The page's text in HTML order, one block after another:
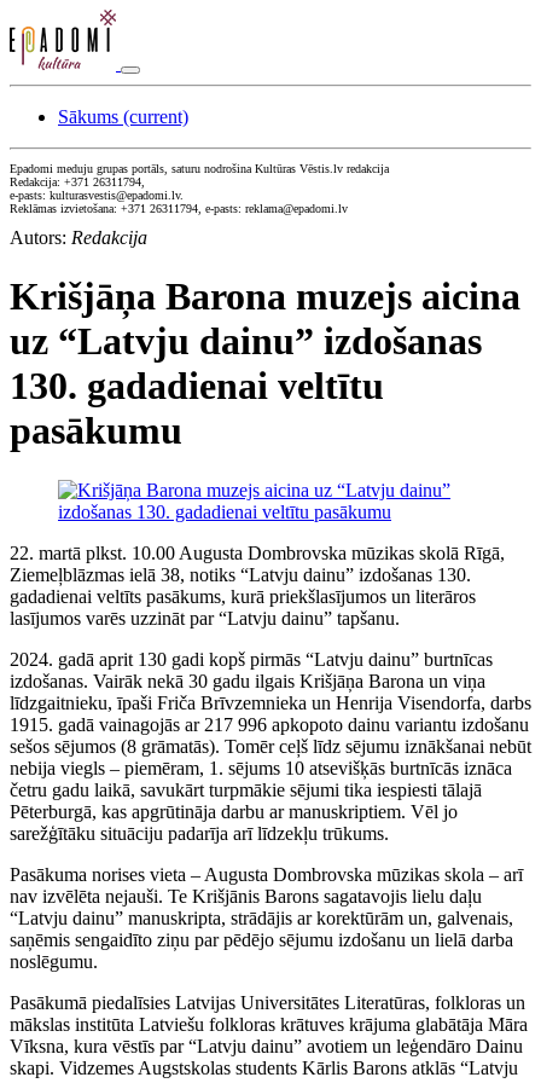
Sākums (current)
Epadomi meduju grupas portāls, saturu nodrošina Kultūras Vēstis.lv redakcija
Redakcija: +371 26311794,
e-pasts: kulturasvestis@epadomi.lv.
Reklāmas izvietošana: +371 26311794, e-pasts: reklama@epadomi.lv
Autors: Redakcija
Krišjāņa Barona muzejs aicina
uz “Latvju dainu” izdošanas
130. gadadienai veltītu
pasākumu
22. martā plkst. 10.00 Augusta Dombrovska mūzikas skolā Rīgā,
Ziemeļblāzmas ielā 38, notiks “Latvju dainu” izdošanas 130.
gadadienai veltīts pasākums, kurā priekšlasījumos un literāros
lasījumos varēs uzzināt par “Latvju dainu” tapšanu.
2024. gadā aprit 130 gadi kopš pirmās “Latvju dainu” burtnīcas
izdošanas. Vairāk nekā 30 gadu ilgais Krišjāņa Barona un viņa
līdzgaitnieku, īpaši Friča Brīvzemnieka un Henrija Visendorfa, darbs
1915. gadā vainagojās ar 217 996 apkopoto dainu variantu izdošanu
sešos sējumos (8 grāmatās). Tomēr ceļš līdz sējumu iznākšanai nebūt
nebija viegls – piemēram, 1. sējums 10 atsevišķās burtnīcās iznāca
četru gadu laikā, savukārt turpmākie sējumi tika iespiesti tālajā
Pēterburgā, kas apgrūtināja darbu ar manuskriptiem. Vēl jo
sarežģītāku situāciju padarīja arī līdzekļu trūkums.
Pasākuma norises vieta – Augusta Dombrovska mūzikas skola – arī
nav izvēlēta nejauši. Te Krišjānis Barons sagatavojis lielu daļu
“Latvju dainu” manuskripta, strādājis ar korektūrām un, galvenais,
saņēmis sengaidīto ziņu par pēdējo sējumu izdošanu un lielā darba
noslēgumu.
Pasākumā piedalīsies Latvijas Universitātes Literatūras, folkloras un
mākslas institūta Latviešu folkloras krātuves krājuma glabātāja Māra
Vīksna, kura vēstīs par “Latvju dainu” avotiem un leģendāro Dainu
skapi. Vidzemes Augstskolas students Kārlis Barons atklās “Latvju